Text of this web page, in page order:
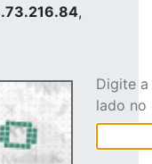
,
Digite
lado no